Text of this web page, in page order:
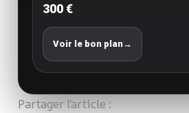
300 €
Voir le bon plan→
Partager l'article :